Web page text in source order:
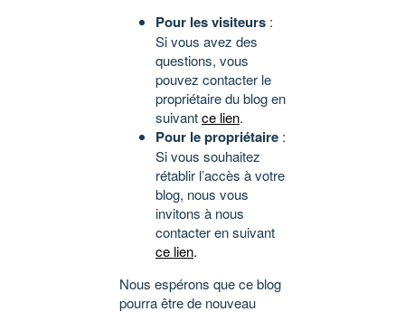
Pour les visiteurs :
Si vous avez des
questions, vous
pouvez contacter le
propriétaire du blog en
suivantce lien.
Pour le propriétaire :
Si vous souhaitez
rétablir l’accès à votre
blog, nous vous
invitons à nous
contacter en suivant
ce lien.
Nous espérons que ce blog
pourra être de nouveau